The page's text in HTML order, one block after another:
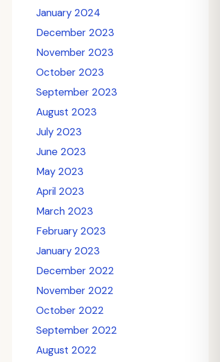
January 2024
December 2023
November 2023
October 2023
September 2023
August 2023
July 2023
June 2023
May 2023
April 2023
March 2023
February 2023
January 2023
December 2022
November 2022
October 2022
September 2022
August 2022